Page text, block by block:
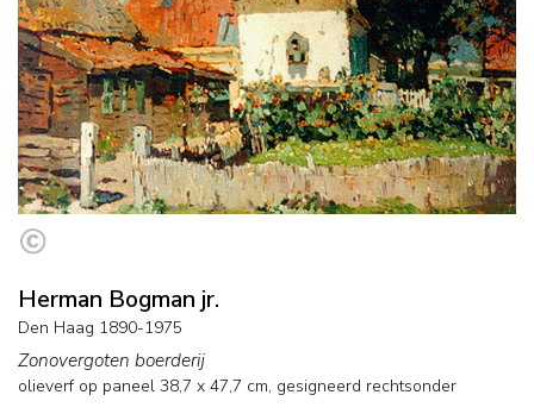
Herman Bogman jr.
Den Haag 1890-1975
Zonovergoten boerderij
olieverf op paneel 38,7 x 47,7 cm, gesigneerd rechtsonder